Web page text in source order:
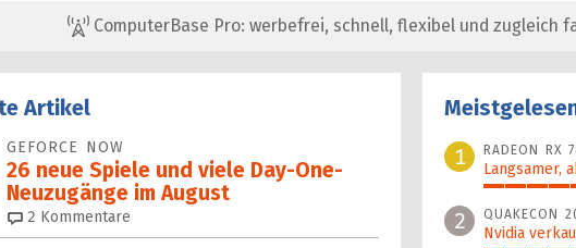
ComputerBase Pro: werbefrei, schnell, flexibel und zugleich
Artikel
GEFORCE NOW
26 neue Spiele und viele Day-One-
Neuzugänge im August
2 Kommentare
1
RADEON RX
Langsamer,
100%
2 QUAKECON
Nvidia